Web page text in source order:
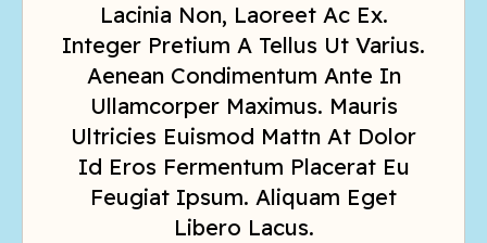
Lacinia Non, Laoreet Ac Ex.
Integer Pretium A Tellus Ut Varius.
Aenean Condimentum Ante In
Ullamcorper Maximus. Mauris
Ultricies Euismod Mattn At Dolor
Id Eros Fermentum Placerat Eu
Feugiat Ipsum. Aliquam Eget
Libero Lacus.
Ullamcorper Maximus. Mauris
Ultricies Euismod Mattn At Dolor
Zonean Condimentum Ante In
Ullamcorper Maximus. Mauris
Ultricies Euismod Mattn At Dolor
Id Eros Fermentum Placerat Eu
Feugiat Ipsum. Aliquam Eget
Libero Lacus. Nullam Nunc Nisl,
Suscipit Eu Lacinia Non, Laoreet
Ac Ex. Integer Pretium A Tellus Ut
Varius.